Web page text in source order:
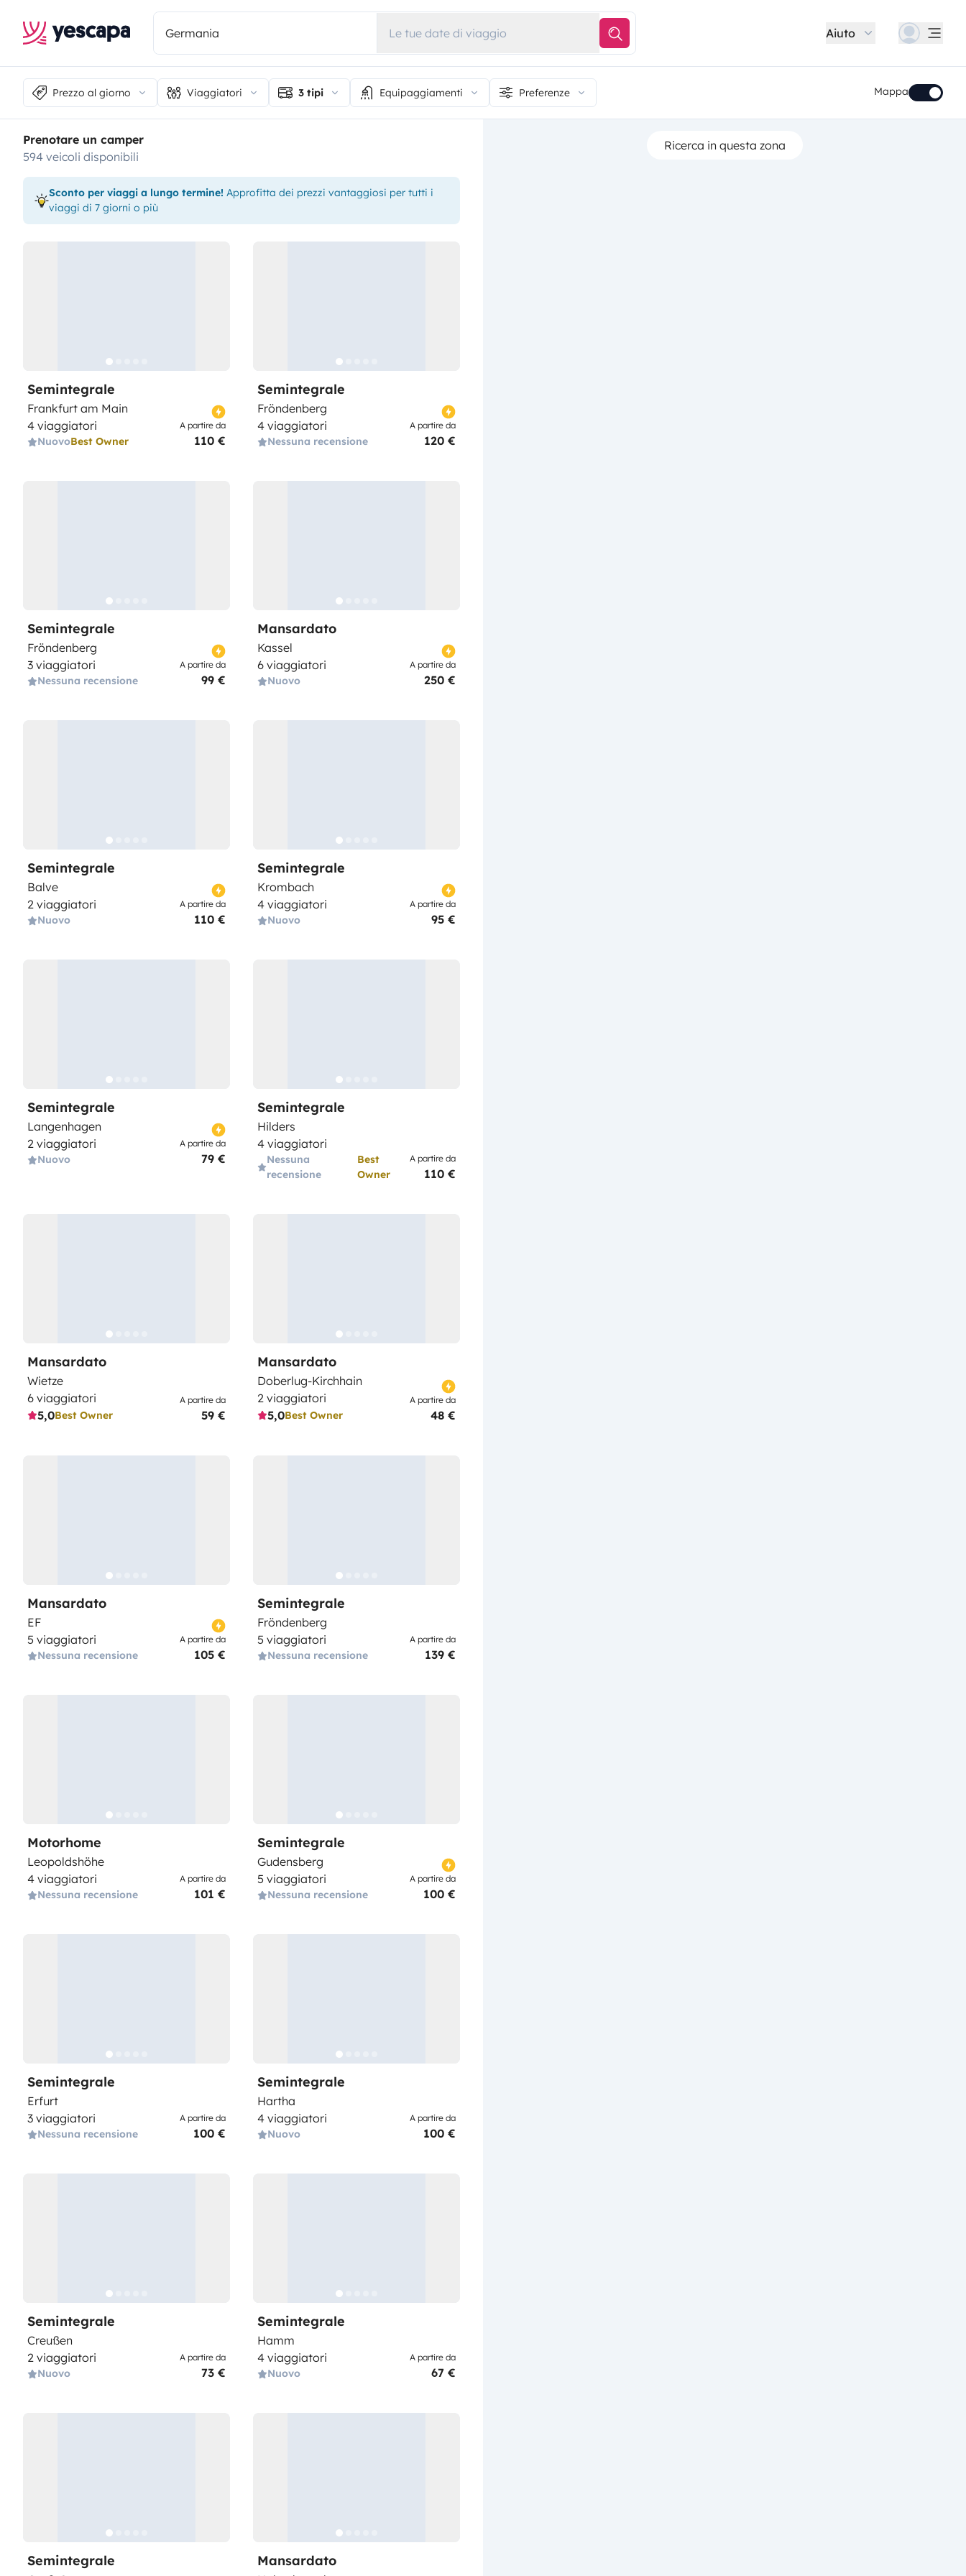
Le tue date di viaggio Aiuto
Prezzo al giorno Viaggiatori 3 tipi Equipaggiamenti Preferenze Mappa
Prenotare un camper
594 veicoli disponibili
Sconto per viaggi a lungo termine! Approfitta dei prezzi vantaggiosi per tutti i
viaggi di 7 giorni o più
Semintegrale
Frankfurt am Main
4 viaggiatori
NuovoBest Owner
A partire da
110 €
Semintegrale
Fröndenberg
4 viaggiatori
Nessuna recensione
A partire da
120 €
Semintegrale
Fröndenberg
3 viaggiatori
Nessuna recensione
A partire da
99 €
Mansardato
Kassel
6 viaggiatori
Nuovo
A partire da
250 €
Semintegrale
Balve
2 viaggiatori
Nuovo
A partire da
110 €
Semintegrale
Krombach
4 viaggiatori
Nuovo
A partire da
95 €
Semintegrale
Langenhagen
2 viaggiatori
Nuovo
A partire da
79 €
Semintegrale
Hilders
4 viaggiatori
Nessuna
recensione
Best
Owner
A partire da
110 €
Mansardato
Wietze
6 viaggiatori
5,0Best Owner
A partire da
59 €
Mansardato
Doberlug-Kirchhain
2 viaggiatori
5,0Best Owner
A partire da
48 €
Mansardato
EF
5 viaggiatori
Nessuna recensione
A partire da
105 €
Semintegrale
Fröndenberg
5 viaggiatori
Nessuna recensione
A partire da
139 €
Motorhome
Leopoldshöhe
4 viaggiatori
Nessuna recensione
A partire da
101 €
Semintegrale
Gudensberg
5 viaggiatori
Nessuna recensione
A partire da
100 €
Semintegrale
Erfurt
3 viaggiatori
Nessuna recensione
A partire da
100 €
Semintegrale
Hartha
4 viaggiatori
Nuovo
A partire da
100 €
Semintegrale
Creußen
2 viaggiatori
Nuovo
A partire da
73 €
Semintegrale
Hamm
4 viaggiatori
Nuovo
A partire da
67 €
Semintegrale Mansardato
Ricerca in questa zona